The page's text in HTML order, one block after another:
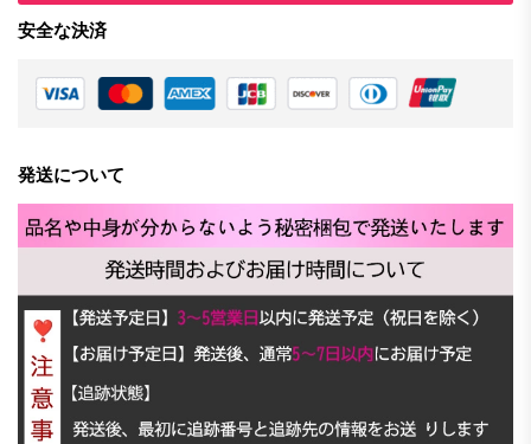
安全な決済
発送について